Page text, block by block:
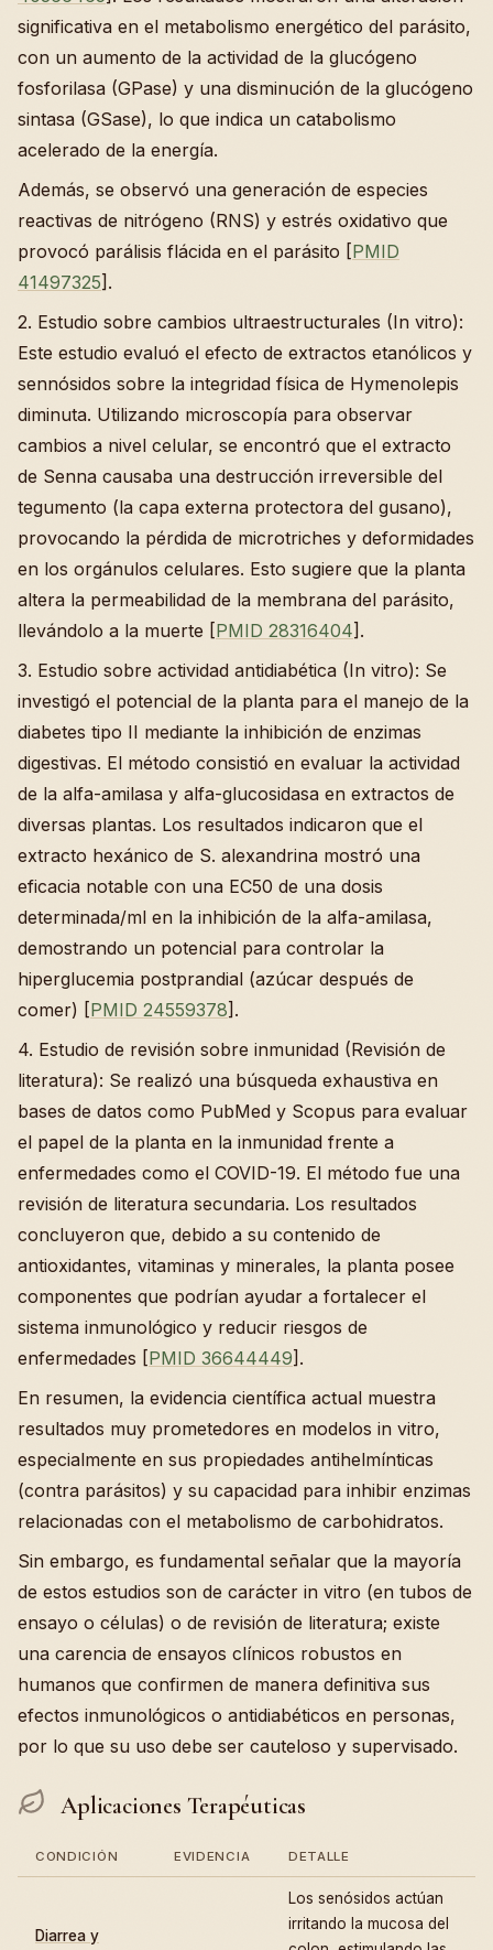
significativa en el metabolismo energético del parásito,
con un aumento de la actividad de la glucógeno
fosforilasa (GPase) y una disminución de la glucógeno
sintasa (GSase), lo que indica un catabolismo
acelerado de la energía.
Además, se observó una generación de especies
reactivas de nitrógeno (RNS) y estrés oxidativo que
provocó parálisis flácida en el parásito [PMID
41497325].
2. Estudio sobre cambios ultraestructurales (In vitro):
Este estudio evaluó el efecto de extractos etanólicos y
sennósidos sobre la integridad física de Hymenolepis
diminuta. Utilizando microscopía para observar
cambios a nivel celular, se encontró que el extracto
de Senna causaba una destrucción irreversible del
tegumento (la capa externa protectora del gusano),
provocando la pérdida de microtriches y deformidades
en los orgánulos celulares. Esto sugiere que la planta
altera la permeabilidad de la membrana del parásito,
llevándolo a la muerte [PMID 28316404].
3. Estudio sobre actividad antidiabética (In vitro): Se
investigó el potencial de la planta para el manejo de la
diabetes tipo II mediante la inhibición de enzimas
digestivas. El método consistió en evaluar la actividad
de la alfa-amilasa y alfa-glucosidasa en extractos de
diversas plantas. Los resultados indicaron que el
extracto hexánico de S. alexandrina mostró una
eficacia notable con una EC50 de una dosis
determinada/ml en la inhibición de la alfa-amilasa,
demostrando un potencial para controlar la
hiperglucemia postprandial (azúcar después de
comer) [PMID 24559378].
4. Estudio de revisión sobre inmunidad (Revisión de
literatura): Se realizó una búsqueda exhaustiva en
bases de datos como PubMed y Scopus para evaluar
el papel de la planta en la inmunidad frente a
enfermedades como el COVID-19. El método fue una
revisión de literatura secundaria. Los resultados
concluyeron que, debido a su contenido de
antioxidantes, vitaminas y minerales, la planta posee
componentes que podrían ayudar a fortalecer el
sistema inmunológico y reducir riesgos de
enfermedades [PMID 36644449].
En resumen, la evidencia científica actual muestra
resultados muy prometedores en modelos in vitro,
especialmente en sus propiedades antihelmínticas
(contra parásitos) y su capacidad para inhibir enzimas
relacionadas con el metabolismo de carbohidratos.
Sin embargo, es fundamental señalar que la mayoría
de estos estudios son de carácter in vitro (en tubos de
ensayo o células) o de revisión de literatura; existe
una carencia de ensayos clínicos robustos en
humanos que confirmen de manera definitiva sus
efectos inmunológicos o antidiabéticos en personas,
por lo que su uso debe ser cauteloso y supervisado.
Aplicaciones Terapéuticas
CONDICIÓN EVIDENCIA DETALLE
Diarrea y
Los senósidos actúan
irritando la mucosa del